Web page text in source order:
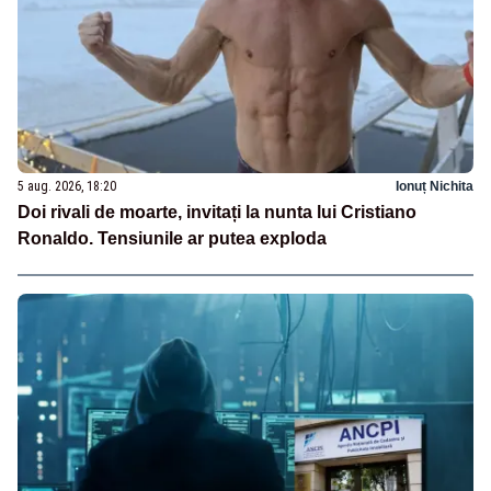
5 aug. 2026, 18:20 Ionuț Nichita
Doi rivali de moarte, invitați la nunta lui Cristiano
Ronaldo. Tensiunile ar putea exploda